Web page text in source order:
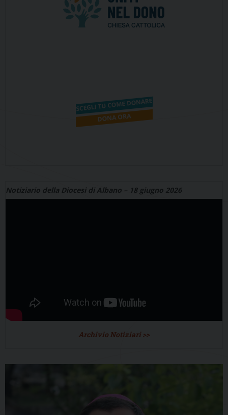
Notiziario della Diocesi di Albano – 18 giugno 2026
Archivio Notiziari >>